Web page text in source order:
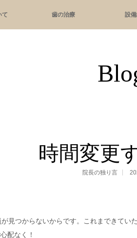
て 歯の治療 設
時間変更
院長の独り言
つからないからです。これまできてい
配なく！